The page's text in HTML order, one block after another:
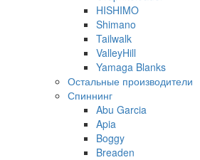
HISHIMO
Shimano
Tailwalk
ValleyHill
Yamaga Blanks
Остальные производители
Спиннинг
Abu Garcia
Apia
Boggy
Breaden